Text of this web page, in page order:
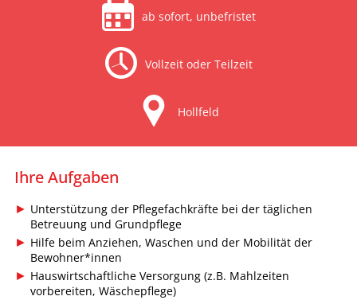
ab sofort, unbefristet
Vollzeit oder Teilzeit
Hollfeld
Ihre Aufgaben
Unterstützung der Pflegefachkräfte bei der täglichen
Betreuung und Grundpflege
Hilfe beim Anziehen, Waschen und der Mobilität der
Bewohner*innen
Hauswirtschaftliche Versorgung (z.B. Mahlzeiten
vorbereiten, Wäschepflege)